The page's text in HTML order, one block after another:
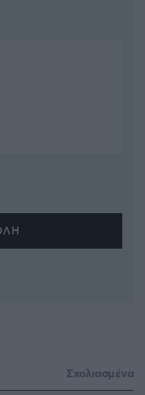
Σχολιασμένα